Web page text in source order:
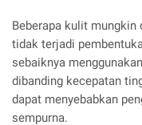
Beberapa kulit mungkin
tidak terjadi
sebaiknya
dibanding kecepatan
dapat menyebabkan
sempurna.